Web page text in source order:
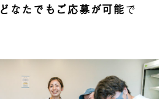
どなたでもご応募が可能で